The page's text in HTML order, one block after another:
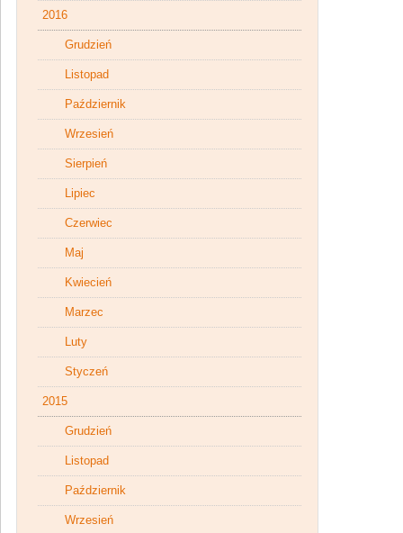
2016
Grudzień
Listopad
Październik
Wrzesień
Sierpień
Lipiec
Czerwiec
Maj
Kwiecień
Marzec
Luty
Styczeń
2015
Grudzień
Listopad
Październik
Wrzesień